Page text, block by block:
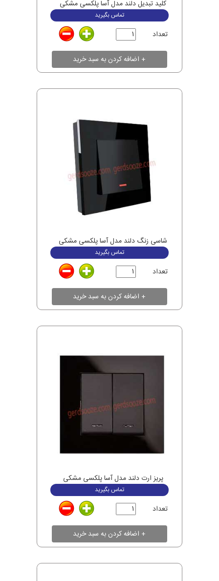
کلید تبدیل دلند مدل آسا پلکسی مشکی
تماس بگیرید
تعداد
شاسی زنگ دلند مدل آسا پلکسی مشکی
تماس بگیرید
تعداد
پریز ارت دلند مدل آسا پلکسی مشکی
تماس بگیرید
تعداد